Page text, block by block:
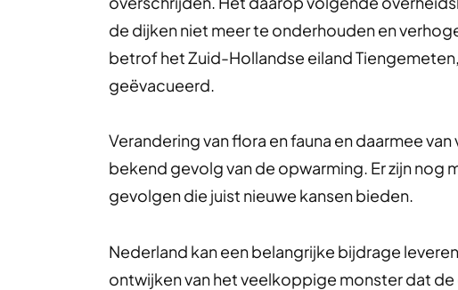
de dijken niet meer te onderhouden en
betrof het Zuid-Hollandse eiland
geëvacueerd.
Verandering van flora en fauna en daarmee
bekend gevolg van de opwarming. Er zijn
gevolgen die juist nieuwe kansen bieden.
Nederland kan een belangrijke bijdrage
ontwijken van het veelkoppige monster dat